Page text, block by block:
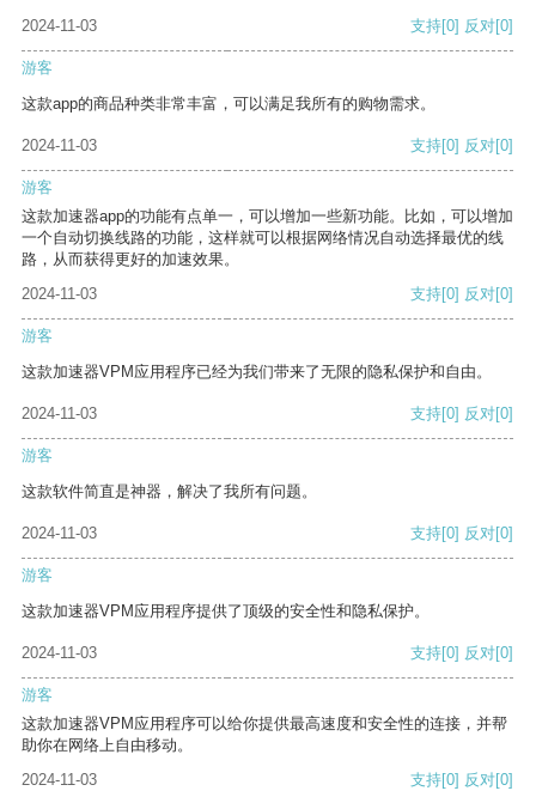
2024-11-03 支持[0] 反对[0]
游客
这款app的商品种类非常丰富，可以满足我所有的购物需求。
2024-11-03 支持[0] 反对[0]
游客
这款加速器app的功能有点单一，可以增加一些新功能。比如，可以增加
一个自动切换线路的功能，这样就可以根据网络情况自动选择最优的线
路，从而获得更好的加速效果。
2024-11-03
支持[0] 反对[0]
游客
这款加速器VPM应用程序已经为我们带来了无限的隐私保护和自由。
2024-11-03 支持[0] 反对[0]
游客
这款软件简直是神器，解决了我所有问题。
2024-11-03 支持[0] 反对[0]
游客
这款加速器VPM应用程序提供了顶级的安全性和隐私保护。
2024-11-03 支持[0] 反对[0]
游客
这款加速器VPM应用程序可以给你提供最高速度和安全性的连接，并帮
助你在网络上自由移动。
2024-11-03
支持[0] 反对[0]